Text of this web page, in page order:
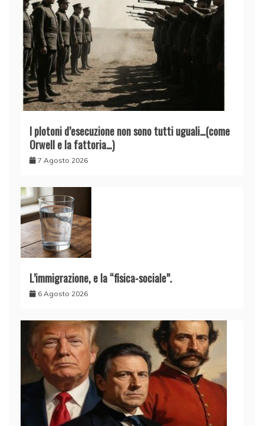
I plotoni d’esecuzione non sono tutti uguali…(come
Orwell e la fattoria…)
7 Agosto 2026
L’immigrazione, e la “fisica-sociale”.
6 Agosto 2026